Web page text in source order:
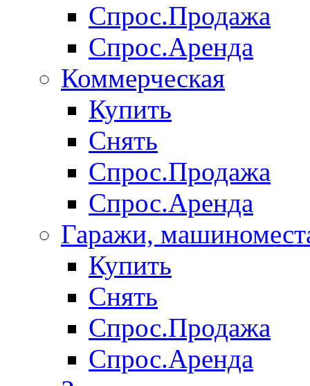
Спрос.Продажа
Спрос.Аренда
Коммерческая
Купить
Снять
Спрос.Продажа
Спрос.Аренда
Гаражи,
Купить
Снять
Спрос.Продажа
Спрос.Аренда